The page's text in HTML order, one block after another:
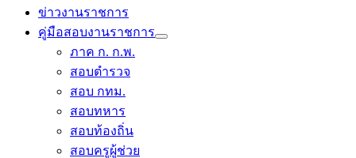
ข่าวงานราชการ
คู่มือสอบงานราชการ
ภาค ก. ก.พ.
สอบตำรวจ
สอบ กทม.
สอบทหาร
สอบท้องถิ่น
สอบครูผู้ช่วย